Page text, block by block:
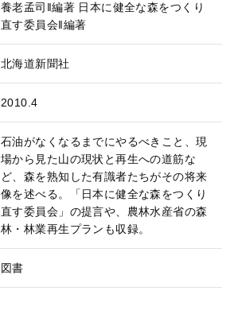
養老孟司‖編著 日本に健全な森をつくり
直す委員会‖編著
北海道新聞社
2010.4
石油がなくなるまでにやるべきこと、現
場から見た山の現状と再生への道筋な
ど、森を熟知した有識者たちがその将来
像を述べる。「日本に健全な森をつくり
直す委員会」の提言や、農林水産省の森
林・林業再生プランも収録。
図書